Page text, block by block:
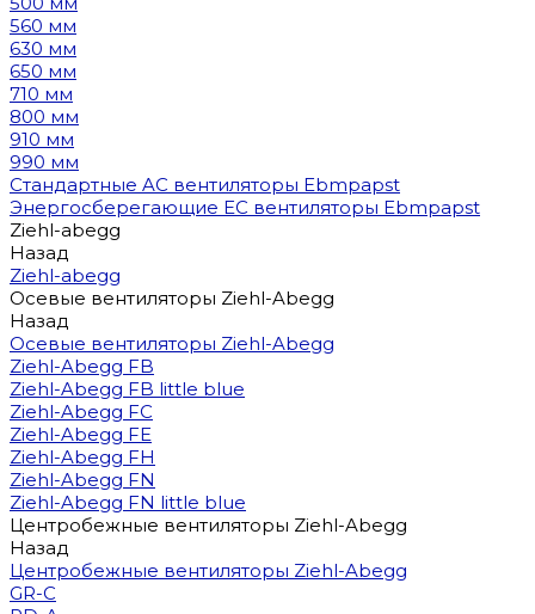
560 мм
630 мм
650 мм
710 мм
800 мм
910 мм
990 мм
Стандартные AC вентиляторы Ebmpapst
Энергосберегающие EC вентиляторы Ebmpapst
Ziehl-abegg
Назад
Ziehl-abegg
Осевые вентиляторы Ziehl-Abegg
Назад
Осевые вентиляторы Ziehl-Abegg
Ziehl-Abegg FB
Ziehl-Abegg FB little blue
Ziehl-Abegg FC
Ziehl-Abegg FE
Ziehl-Abegg FH
Ziehl-Abegg FN
Ziehl-Abegg FN little blue
Центробежные вентиляторы Ziehl-Abegg
Назад
Центробежные вентиляторы Ziehl-Abegg
GR-C